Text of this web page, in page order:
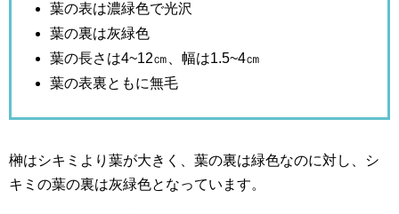
葉の表は濃緑色で光沢
葉の裏は灰緑色
葉の長さは4~12㎝、幅は1.5~4㎝
葉の表裏ともに無毛
榊はシキミより葉が大きく、葉の裏は緑色なのに対し、シ
キミの葉の裏は灰緑色となっています。